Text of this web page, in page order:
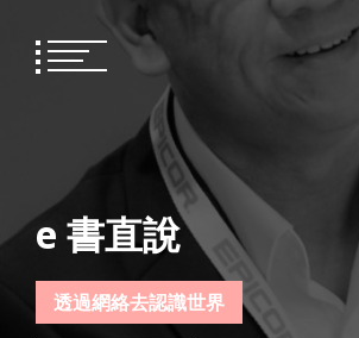
content
e 書直說
透過網絡去認識世界